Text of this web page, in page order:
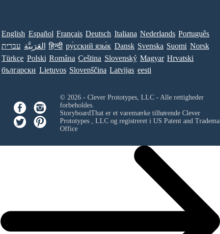
English Español Français Deutsch Italiana Nederlands Português
עברית العَرَبِيَّة हिन्दी ру́сский язы́к Dansk Svenska Suomi Norsk
Türkçe Polski Româna Ceština Slovenský Magyar Hrvatski
български Lietuvos Slovenščina Latvijas eesti
© 2026 - Clever Prototypes, LLC - Alle rettigheder
forbeholdes.
StoryboardThat er et varemærke tilhørende Clever
Prototypes , LLCog registreret i US Patent and
Office